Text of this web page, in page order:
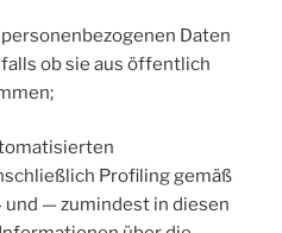
Daten
ob sie aus öffentlich
Profiling gemäß
und — zumindest in diesen